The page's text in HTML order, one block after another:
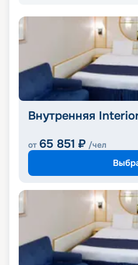
Внутренняя
от 65 851 ₽ /чел